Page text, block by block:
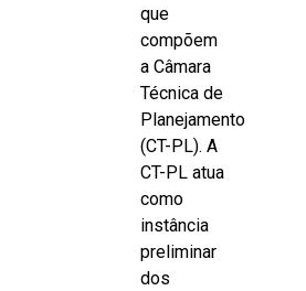
que
compõem
a Câmara
Técnica de
Planejamento
(CT-PL). A
CT-PL atua
como
instância
preliminar
dos